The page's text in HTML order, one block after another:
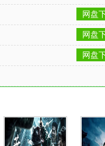
网盘
网盘
网盘